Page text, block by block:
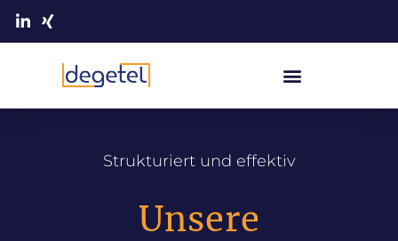
Strukturiert und effektiv
Unsere